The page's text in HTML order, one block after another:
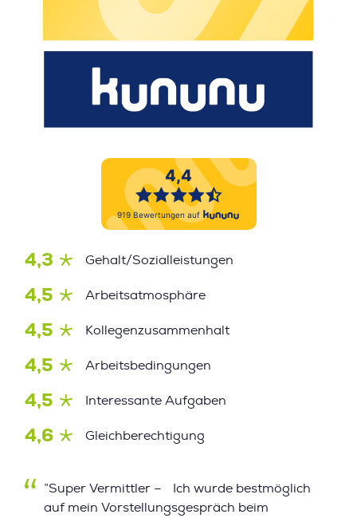
4,3 Gehalt/Sozialleistungen
4,5 Arbeitsatmosphäre
4,5 Kollegenzusammenhalt
4,5 Arbeitsbedingungen
4,5 Interessante Aufgaben
4,6 Gleichberechtigung
”Super Vermittler – Ich wurde bestmöglich
auf mein Vorstellungsgespräch beim